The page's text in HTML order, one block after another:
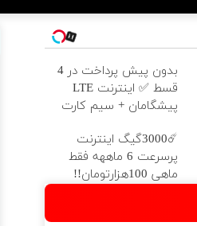
بدون پیش پرداخت در 4
قسط ✅ اینترنت LTE
پیشگامان + سیم کارت
☄️3000گیگ اینترنت
پرسرعت 6 ماههه فقط
ماهی 100هزارتومان!!